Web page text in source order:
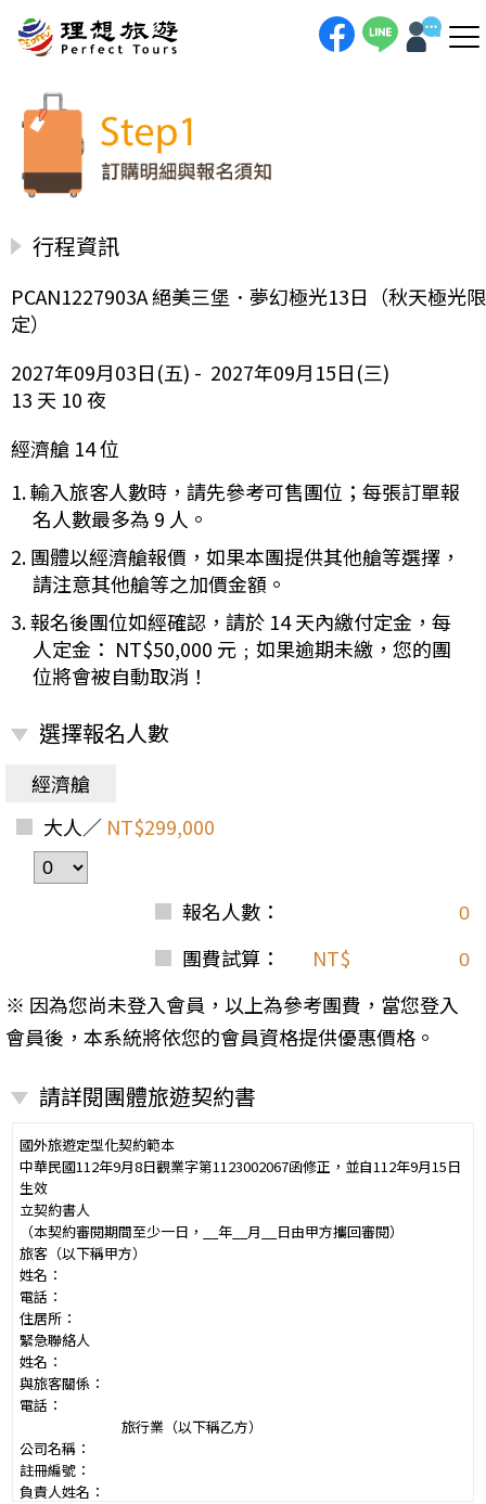
行程資訊
PCAN1227903A 絕美三堡．夢幻極光13日（秋天極光限
定）
2027年09月03日(五) - 2027年09月15日(三)
13 天 10 夜
經濟艙 14 位
1. 輸入旅客人數時，請先參考可售團位；每張訂單報
名人數最多為 9 人。
2. 團體以經濟艙報價，如果本團提供其他艙等選擇，
請注意其他艙等之加價金額。
3. 報名後團位如經確認，請於 14 天內繳付定金，每
人定金： NT$50,000 元﹔如果逾期未繳，您的團
位將會被自動取消！
選擇報名人數
經濟艙
大人／ NT$299,000
報名人數：
團費試算：
NT$
※ 因為您尚未登入會員，以上為參考團費，當您登入
會員後，本系統將依您的會員資格提供優惠價格。
請詳閱團體旅遊契約書
國外旅遊定型化契約範本
中華民國112年9月8日觀業字第1123002067函修正，並自112年9月15日
生效
立契約書人
（本契約審閱期間至少一日，__年__月__日由甲方攜回審閱）
旅客（以下稱甲方）
姓名：
電話：
住居所：
緊急聯絡人
姓名：
與旅客關係：
電話：
旅行業（以下稱乙方）
公司名稱：
註冊編號：
負責人姓名：